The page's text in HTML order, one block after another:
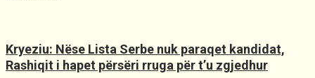
Kryeziu: Nëse Lista Serbe nuk paraqet kandidat,
Rashiqit i hapet përsëri rruga për t’u zgjedhur